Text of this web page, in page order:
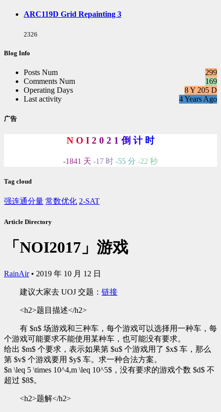
次
ARC119D Grid Repainting 3
浏
次
2326
Blog Info
299
Posts Num
169
Comments Num
8 Y 205 D
Operating Days
4 Years Ago
Last activity
广告
N O I 2 0 2 1 倒 计 时
-1841 天 -17 时 -55 分 -23 秒
Tag cloud
强连通分量 常数优化 2-SAT
Article Directory
「NOI2017」游戏
RainAir• 2019 年 10 月 12 日
建议大家去 UOJ 交题： 链接
<h2>题目描述</h2>
有 $n$ 场游戏和三种车，每个游戏可以选择用一种车，每
个游戏可能要求不能使用某种车，也可能没有要求。
给出 $m$ 个要求，表示如果第 $u$ 个游戏用了 $x$ 车，那么
第 $v$ 个游戏要用 $y$ 车。求一种合法方案。
$n \leq 5 \times 10^4,m \leq 10^5$，没有要求的游戏个数 $d$ 不
超过 $8$。
<h2>题解</h2>